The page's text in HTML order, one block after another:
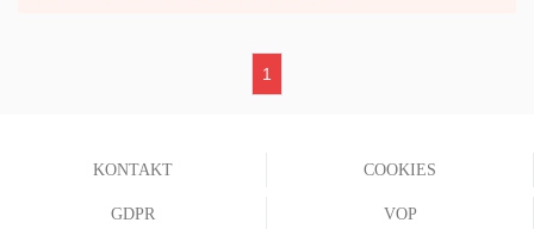
1
KONTAKT COOKIES
GDPR VOP